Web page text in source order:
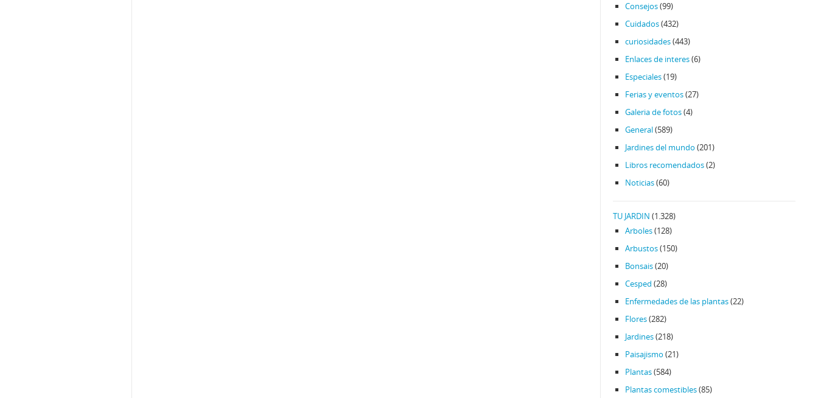
Consejos(99)
Cuidados(432)
curiosidades(443)
Enlaces de interes(6)
Especiales(19)
Ferias y eventos(27)
Galeria de fotos(4)
General(589)
Jardines del mundo (201)
Libros recomendados(2)
Noticias(60)
TU JARDIN (1.328)
Arboles(128)
Arbustos(150)
Bonsais(20)
Cesped (28)
Enfermedades de las plantas(22)
Flores(282)
Jardines(218)
Paisajismo (21)
Plantas(584)
Plantas comestibles(85)